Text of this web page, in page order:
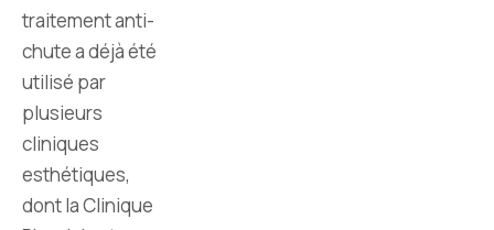
traitement anti-
chute a déjà été
utilisé par
plusieurs
cliniques
esthétiques,
dont la Clinique